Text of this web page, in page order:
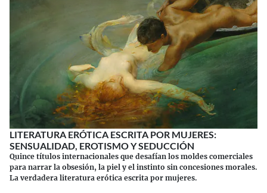
LITERATURA ERÓTICA ESCRITA POR MUJERES:
SENSUALIDAD, EROTISMO Y SEDUCCIÓN
Quince títulos internacionales que desafían los moldes comerciales
para narrar la obsesión, la piel y el instinto sin concesiones morales.
La verdadera literatura erótica escrita por mujeres.